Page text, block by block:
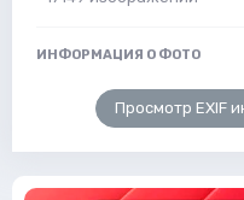
ИНФОРМАЦИЯ О ФОТО
Просмотр EXIF